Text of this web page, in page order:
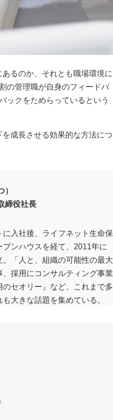
るのか、それとも職場環境に
の管理職が自身のフィードバ
ックをためらっているという
成長させる効果的な方法につ
締役社長
入社後、ライフネット生命保
ンハウスを経て、2011年に
「人と、組織の可能性の最大
採用にコンサルティング事業
セオリー』など、これまで多
大きな話題を集めている。